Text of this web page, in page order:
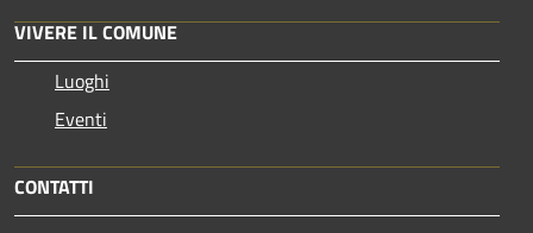
VIVERE IL COMUNE
Luoghi
Eventi
CONTATTI